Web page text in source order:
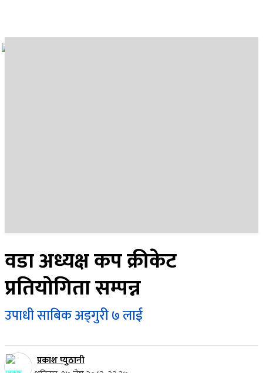
वडा अध्यक्ष कप क्रीकेट
प्रतियोगिता सम्पन्न
उपाधी साबिक अड्गुरी ७ लाई
प्रकाश प्युठानी